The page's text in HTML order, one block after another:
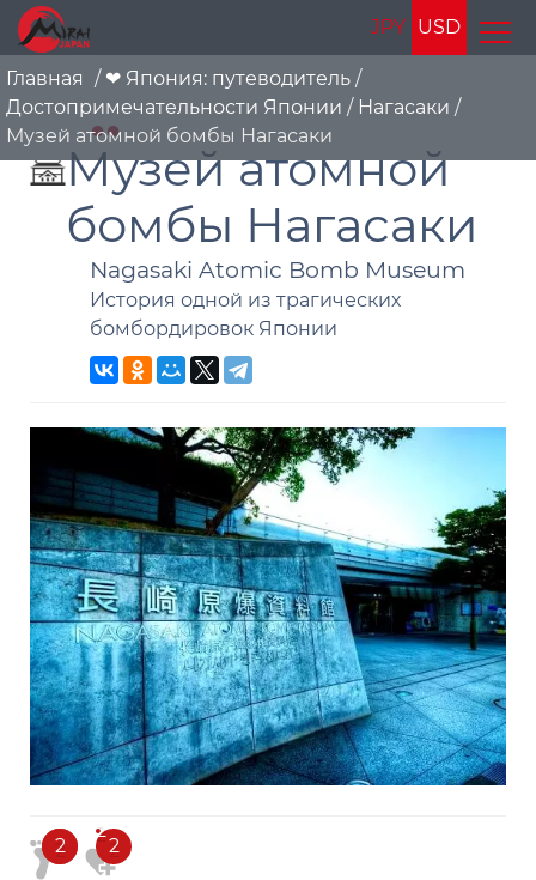
JPY USD
Главная / ❤ Япония: путеводитель /
Достопримечательности Японии / Нагасаки /
Музей атомной бомбы Нагасаки
Музей атомной
бомбы Нагасаки
Nagasaki Atomic Bomb Museum
История одной из трагических
бомбордировок Японии
2
2 2
2